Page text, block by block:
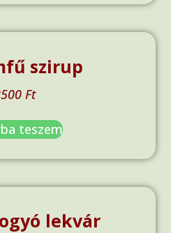
szirup
Ft
teszem
lekvár